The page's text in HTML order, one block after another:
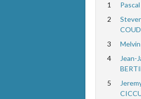
1
2
3
4
Jean-
5